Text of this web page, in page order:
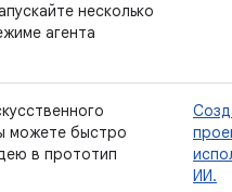
несколько
агента
можете быстро
в прототип
ИИ.